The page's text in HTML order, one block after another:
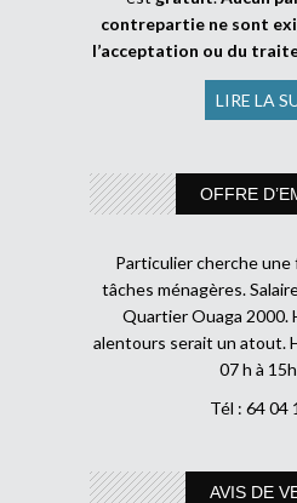
contrepartie ne sont
l’acceptation ou du
LIRE LA
OFFRE
Particulier cherche une
tâches ménagères.
Quartier Ouaga 2000.
alentours serait un atout.
07 h à
Tél : 64 04
AVIS DE